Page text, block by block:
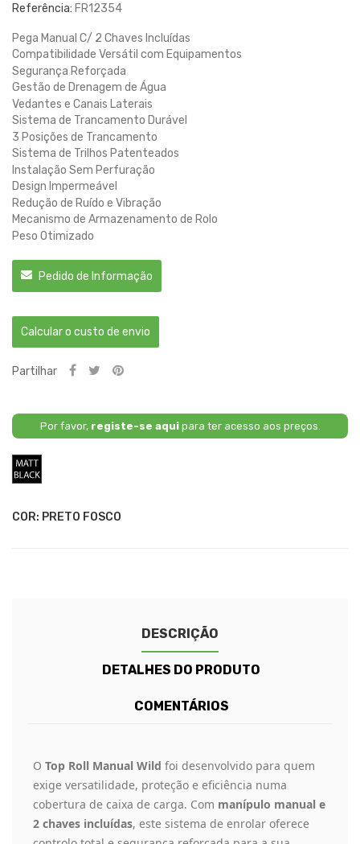
Referência: FR12354
Pega Manual C/ 2 Chaves Incluídas
Compatibilidade Versátil com Equipamentos
Segurança Reforçada
Gestão de Drenagem de Água
Vedantes e Canais Laterais
Sistema de Trancamento Durável
3 Posições de Trancamento
Sistema de Trilhos Patenteados
Instalação Sem Perfuração
Design Impermeável
Redução de Ruído e Vibração
Mecanismo de Armazenamento de Rolo
Peso Otimizado
Pedido de Informação
Calcular o custo de envio
Partilhar
Por favor, registe-se aquipara ter acesso aos preços.
COR: PRETO FOSCO
DESCRIÇÃO
DETALHES DO PRODUTO
COMENTÁRIOS
O Top Roll Manual Wild foi desenvolvido para quem
exige versatilidade, proteção e eficiência numa
cobertura de caixa de carga. Com manípulo manual e
2 chaves incluídas, este sistema de enrolar oferece